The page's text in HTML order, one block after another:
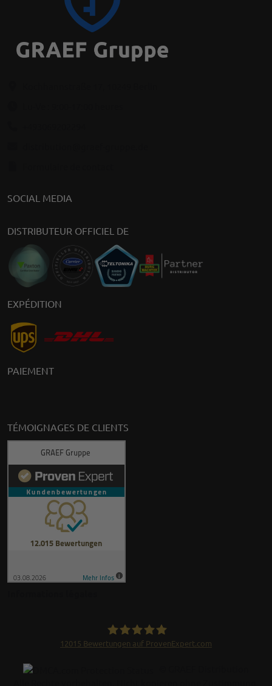
SOCIAL MEDIA
DISTRIBUTEUR OFFICIEL DE
EXPÉDITION
PAIEMENT
TÉMOIGNAGES DE CLIENTS
12015 Bewertungen auf ProvenExpert.com